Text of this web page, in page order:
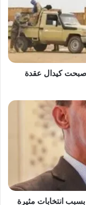
أصبحت كيدال عقدة
انتخابات مثيرة